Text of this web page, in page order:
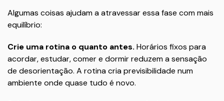
Algumas coisas ajudam a atravessar essa fase com mais
equilíbrio:
Crie uma rotina o quanto antes. Horários fixos para
acordar, estudar, comer e dormir reduzem a sensação
de desorientação. A rotina cria previsibilidade num
ambiente onde quase tudo é novo.